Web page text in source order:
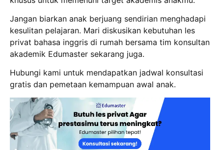
Jangan biarkan anak berjuang sendirian menghadapi
kesulitan pelajaran. Mari diskusikan kebutuhan les
privat bahasa inggris di rumah bersama tim konsultan
akademik Edumaster sekarang juga.
Hubungi kami untuk mendapatkan jadwal konsultasi
gratis dan pemetaan kemampuan awal anak.